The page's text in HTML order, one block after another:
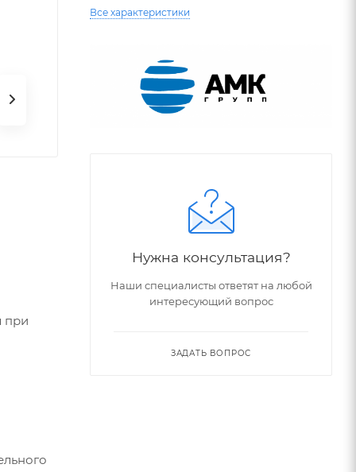
при
Все характеристики
Нужна консультация?
Наши специалисты ответят на любой
интересующий вопрос
ЗАДАТЬ ВОПРОС